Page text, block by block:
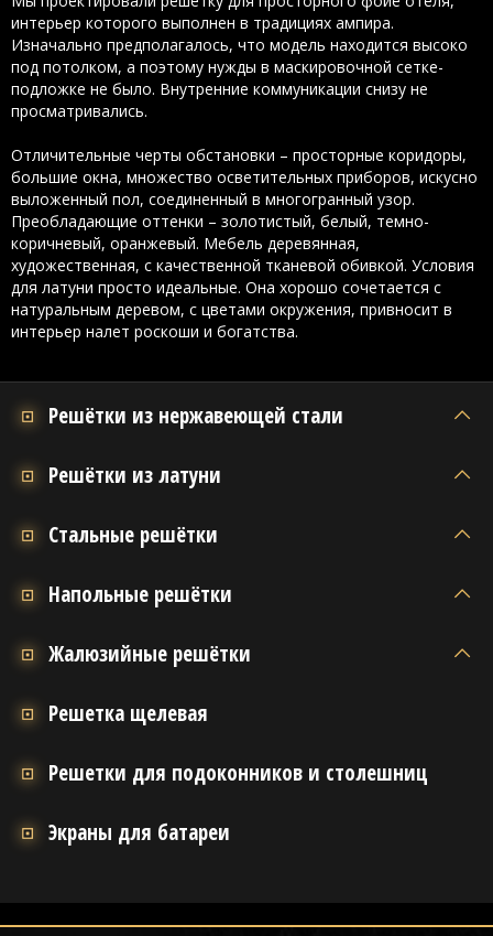
интерьер которого выполнен в традициях ампира.
Изначально предполагалось, что модель находится высоко
под потолком, а поэтому нужды в маскировочной сетке-
подложке не было. Внутренние коммуникации снизу не
просматривались.
Отличительные черты обстановки – просторные коридоры,
большие окна, множество осветительных приборов, искусно
выложенный пол, соединенный в многогранный узор.
Преобладающие оттенки – золотистый, белый, темно-
коричневый, оранжевый. Мебель деревянная,
художественная, с качественной тканевой обивкой. Условия
для латуни просто идеальные. Она хорошо сочетается с
натуральным деревом, с цветами окружения, привносит в
интерьер налет роскоши и богатства.
Решётки из нержавеющей стали
Решётки из латуни
Стальные решётки
Напольные решётки
Жалюзийные решётки
Решетка щелевая
Решетки для подоконников и столешниц
Экраны для батареи